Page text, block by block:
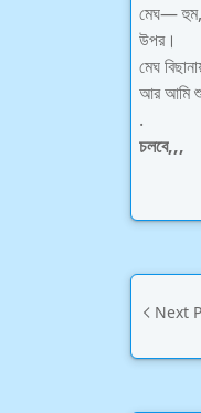
মেঘ—
উপর।
মেঘ
আর আমি
.
চলবে,,,
Next